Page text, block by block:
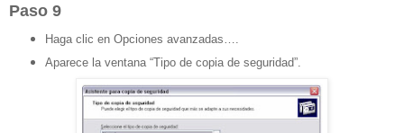
Paso 9
Haga clic en Opciones avanzadas….
Aparece la ventana “Tipo de copia de seguridad”.